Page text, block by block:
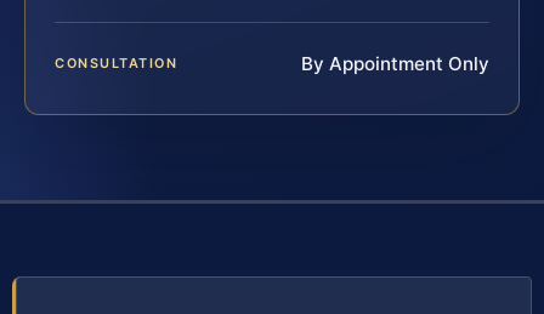
CONSULTATION By Appointment Only